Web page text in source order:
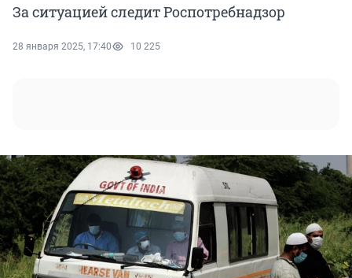
За ситуацией следит Роспотребнадзор
28 января 2025, 17:40 10 225